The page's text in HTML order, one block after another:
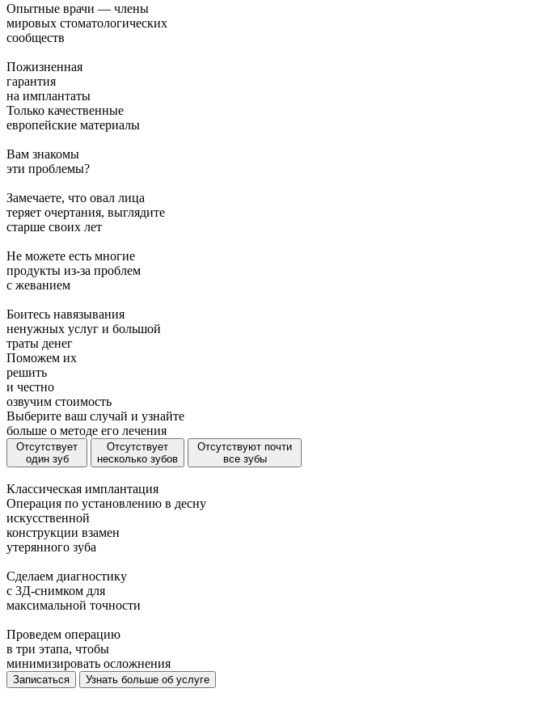
Опытные врачи — члены
мировых стоматологических
сообществ
Пожизненная
гарантия
на имплантаты
Только качественные
европейские материалы
Вам знакомы
эти проблемы?
Замечаете, что овал лица
теряет очертания, выглядите
старше своих лет
Не можете есть многие
продукты из-за проблем
с жеванием
Боитесь навязывания
ненужных услуг и большой
траты денег
Поможем их
решить
и честно
озвучим стоимость
Выберите ваш случай и узнайте
больше о методе его лечения
Отсутствует
один зуб
Отсутствует
несколько зубов
Отсутствуют почти
все зубы
Классическая имплантация
Операция по установлению в десну
искусственной
конструкции взамен
утерянного зуба
Сделаем диагностику
с 3Д-снимком для
максимальной точности
Проведем операцию
в три этапа, чтобы
минимизировать осложнения
Записаться Узнать больше об услуге